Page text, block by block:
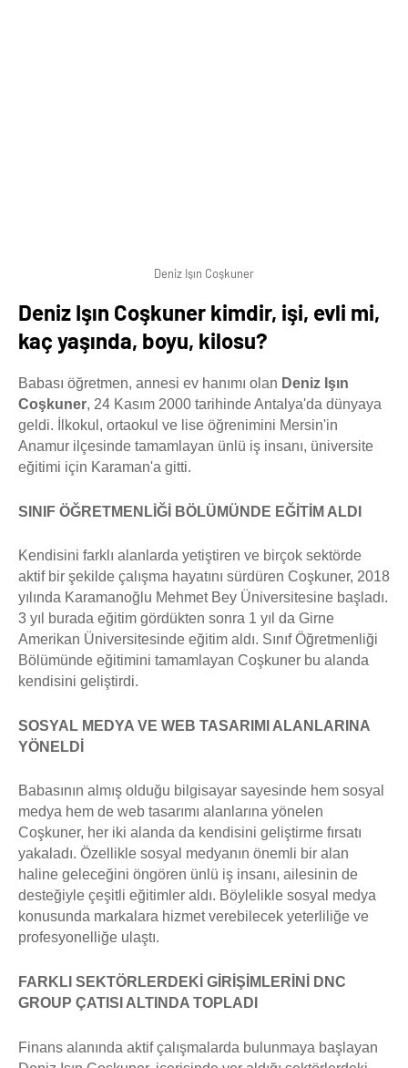
Deniz Işın Coşkuner
Deniz Işın Coşkuner kimdir, işi, evli mi,
kaç yaşında, boyu, kilosu?
Babası öğretmen, annesi ev hanımı olan Deniz Işın
Coşkuner, 24 Kasım 2000 tarihinde Antalya'da dünyaya
geldi. İlkokul, ortaokul ve lise öğrenimini Mersin'in
Anamur ilçesinde tamamlayan ünlü iş insanı, üniversite
eğitimi için Karaman'a gitti.
SINIF ÖĞRETMENLİĞİ BÖLÜMÜNDE EĞİTİM ALDI
Kendisini farklı alanlarda yetiştiren ve birçok sektörde
aktif bir şekilde çalışma hayatını sürdüren Coşkuner, 2018
yılında Karamanoğlu Mehmet Bey Üniversitesine başladı.
3 yıl burada eğitim gördükten sonra 1 yıl da Girne
Amerikan Üniversitesinde eğitim aldı. Sınıf Öğretmenliği
Bölümünde eğitimini tamamlayan Coşkuner bu alanda
kendisini geliştirdi.
SOSYAL MEDYA VE WEB TASARIMI ALANLARINA
YÖNELDİ
Babasının almış olduğu bilgisayar sayesinde hem sosyal
medya hem de web tasarımı alanlarına yönelen
Coşkuner, her iki alanda da kendisini geliştirme fırsatı
yakaladı. Özellikle sosyal medyanın önemli bir alan
haline geleceğini öngören ünlü iş insanı, ailesinin de
desteğiyle çeşitli eğitimler aldı. Böylelikle sosyal medya
konusunda markalara hizmet verebilecek yeterliliğe ve
profesyonelliğe ulaştı.
FARKLI SEKTÖRLERDEKİ GİRİŞİMLERİNİ DNC
GROUP ÇATISI ALTINDA TOPLADI
Finans alanında aktif çalışmalarda bulunmaya başlayan